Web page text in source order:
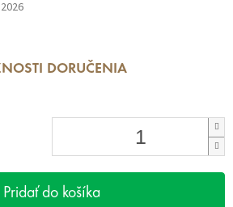
DORUČENIA
Pridať do košíka